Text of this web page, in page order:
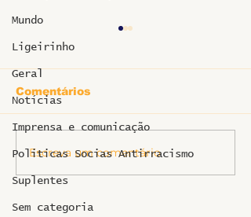
Mundo
Ligeirinho
Geral
Notícias
Imprensa e comunicação
Politicas Socias Antirracismo
Suplentes
Sem categoria
Ligeirinho especial
Comentários
Escreva um comentário